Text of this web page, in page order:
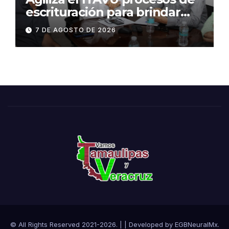
escrituración para brindar
certeza patrimonial a más
familias de Tamaulipas
7 DE AGOSTO DE 2026
© All Rights Reserved 2021-2026. | Developed by EGBNeuralMx.